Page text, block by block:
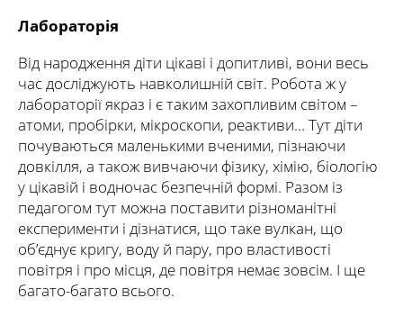
Лабораторія
Від народження діти цікаві і допитливі, вони весь
час досліджують навколишній світ. Робота ж у
лабораторії якраз і є таким захопливим світом –
атоми, пробірки, мікроскопи, реактиви… Тут діти
почуваються маленькими вченими, пізнаючи
довкілля, а також вивчаючи фізику, хімію, біологію
у цікавій і водночас безпечній формі. Разом із
педагогом тут можна поставити різноманітні
експерименти і дізнатися, що таке вулкан, що
об’єднує кригу, воду й пару, про властивості
повітря і про місця, де повітря немає зовсім. І ще
багато-багато всього.